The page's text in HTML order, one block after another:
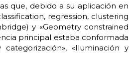
que, debido a su aplicación en
regression, clustering
y «Geometry constrained
principal estaba conformada
«Iluminación y